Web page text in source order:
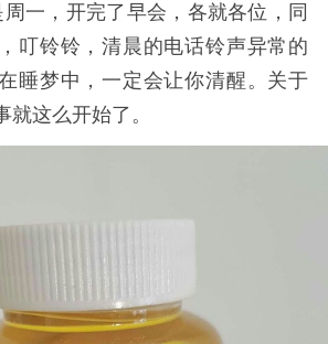
一，开完了早会，各就各位，同
叮铃铃，清晨的电话铃声异常的
睡梦中，一定会让你清醒。关于
就这么开始了。